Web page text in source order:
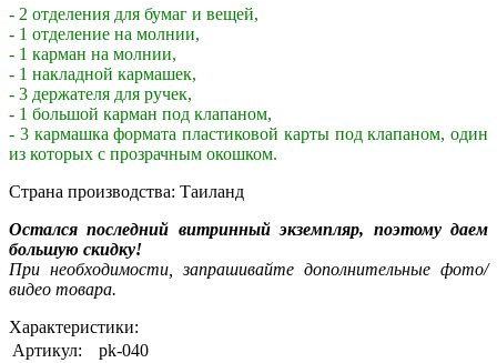
- 2 отделения для бумаг и вещей,
- 1 отделение на молнии,
- 1 карман на молнии,
- 1 накладной кармашек,
- 3 держателя для ручек,
- 1 большой карман под клапаном,
- 3 кармашка формата пластиковой карты под клапаном, один
из которых с прозрачным окошком.
Страна производства: Таиланд
Остался последний витринный экземпляр, поэтому даем
большую скидку!
При необходимости, запрашивайте дополнительные фото/
видео товара.
Характеристики:
Артикул:
pk-040